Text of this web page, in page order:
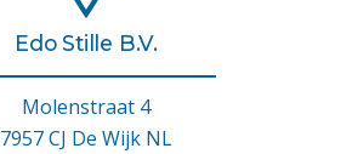
Edo Stille B.V.
Molenstraat 4
7957 CJ De Wijk NL